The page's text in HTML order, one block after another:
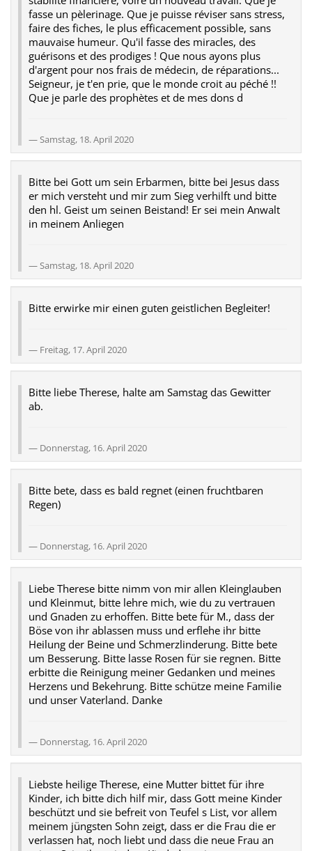
fasse un pèlerinage. Que je puisse réviser sans stress,
faire des fiches, le plus efficacement possible, sans
mauvaise humeur. Qu'il fasse des miracles, des
guérisons et des prodiges ! Que nous ayons plus
d'argent pour nos frais de médecin, de réparations...
Seigneur, je t'en prie, que le monde croit au péché !!
Que je parle des prophètes et de mes dons d
Samstag, 18. April 2020
Bitte bei Gott um sein Erbarmen, bitte bei Jesus dass
er mich versteht und mir zum Sieg verhilft und bitte
den hl. Geist um seinen Beistand! Er sei mein Anwalt
in meinem Anliegen
Samstag, 18. April 2020
Bitte erwirke mir einen guten geistlichen Begleiter!
Freitag, 17. April 2020
Bitte liebe Therese, halte am Samstag das Gewitter
ab.
Donnerstag, 16. April 2020
Bitte bete, dass es bald regnet (einen fruchtbaren
Regen)
Donnerstag, 16. April 2020
Liebe Therese bitte nimm von mir allen Kleinglauben
und Kleinmut, bitte lehre mich, wie du zu vertrauen
und Gnaden zu erhoffen. Bitte bete für M., dass der
Böse von ihr ablassen muss und erflehe ihr bitte
Heilung der Beine und Schmerzlinderung. Bitte bete
um Besserung. Bitte lasse Rosen für sie regnen. Bitte
erbitte die Reinigung meiner Gedanken und meines
Herzens und Bekehrung. Bitte schütze meine Familie
und unser Vaterland. Danke
Donnerstag, 16. April 2020
Liebste heilige Therese, eine Mutter bittet für ihre
Kinder, ich bitte dich hilf mir, dass Gott meine Kinder
beschützt und sie befreit von Teufel s List, vor allem
meinem jüngsten Sohn zeigt, dass er die Frau die er
verlassen hat, noch liebt und dass die neue Frau an